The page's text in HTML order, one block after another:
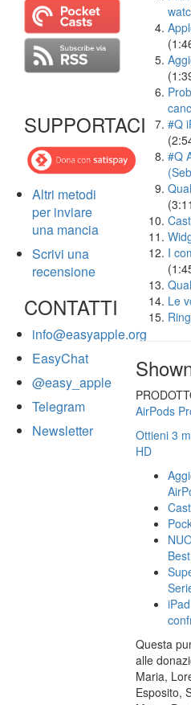
SUPPORTACI
Altri metodi
per inviare
una mancia
Scrivi una
recensione
CONTATTI
info@easyapple.org
EasyChat
@easy_apple
Telegram
Newsletter
#Q
#Q
I
Le
AirPods
Ottieni 3
HD
Questa
alle
Maria,
Esposito,